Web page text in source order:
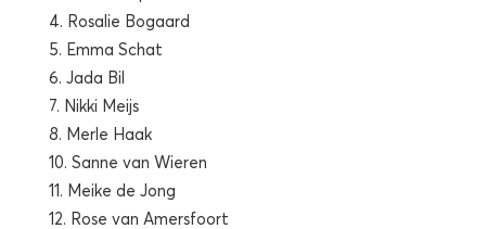
4. Rosalie Bogaard
5. Emma Schat
6. Jada Bil
7. Nikki Meijs
8. Merle Haak
10. Sanne van Wieren
11. Meike de Jong
12. Rose van Amersfoort